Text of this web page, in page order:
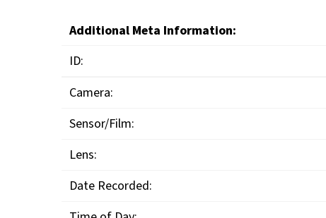
Additional Meta Information:
ID:
Camera:
Sensor/Film:
Lens:
Date Recorded: